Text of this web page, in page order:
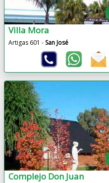
Villa Mora
Artigas 601 - San José
Complejo Don Juan